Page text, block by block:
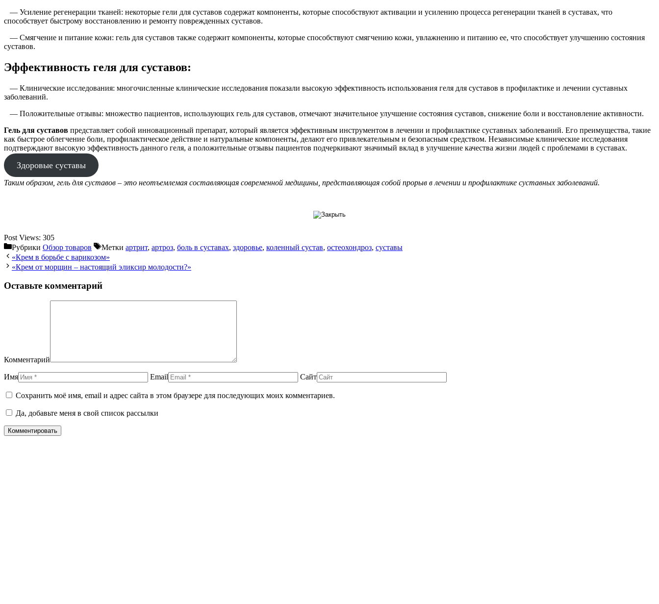
— Усиление регенерации тканей: некоторые гели для суставов содержат компоненты, которые способствуют активации и усилению процесса регенерации тканей в суставах, что
способствует быстрому восстановлению и ремонту поврежденных суставов.
— Смягчение и питание кожи: гель для суставов также содержит компоненты, которые способствуют смягчению кожи, увлажнению и питанию ее, что способствует улучшению состояния
суставов.
Эффективность геля для суставов:
— Клинические исследования: многочисленные клинические исследования показали высокую эффективность использования геля для суставов в профилактике и лечении суставных
заболеваний.
— Положительные отзывы: множество пациентов, использующих гель для суставов, отмечают значительное улучшение состояния суставов, снижение боли и восстановление активности.
Гель для суставов представляет собой инновационный препарат, который является эффективным инструментом в лечении и профилактике суставных заболеваний. Его преимущества, такие
как быстрое облегчение боли, профилактическое действие и натуральные компоненты, делают его привлекательным и безопасным средством. Независимые клинические исследования
подтверждают высокую эффективность данного геля, а положительные отзывы пациентов подчеркивают значимый вклад в улучшение качества жизни людей с проблемами в суставах.
Здоровые суставы
Таким образом, гель для суставов – это неотъемлемая составляющая современной медицины, представляющая собой прорыв в лечении и профилактике суставных заболеваний.
Post Views: 305
Рубрики Обзор товаров Метки артрит, артроз, боль в суставах, здоровье, коленный сустав, остеохондроз, суставы
«Крем в борьбе с варикозом»
«Крем от морщин – настоящий эликсир молодости?»
Оставьте комментарий
Комментарий
Имя Email Сайт
Сохранить моё имя, email и адрес сайта в этом браузере для последующих моих комментариев.
Да, добавьте меня в свой список рассылки